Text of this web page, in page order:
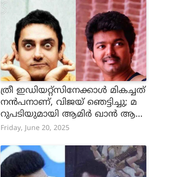
ത്രീ ഇഡിയറ്റ്സിനേക്കാൾ മികച്ചത്
നൻപനാണ്, വിജയ് ഞെട്ടിച്ചു; മ
റുപടിയുമായി ആമിർ ഖാൻ ആ
രാധകർ
Friday, June 20, 2025